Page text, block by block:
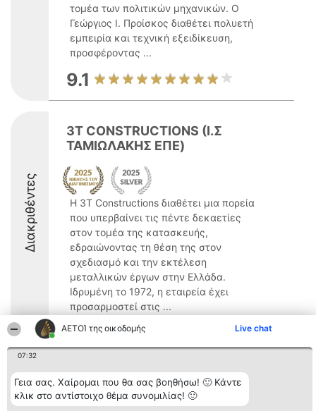
ΑΕΤΟΊ της οικοδομής Live chat
07:32
Γεια σας. Χαίρομαι που θα σας βοηθήσω! 🙂 Κάντε
κλικ στο αντίστοιχο θέμα συνομιλίας! 🙂
τομέα των πολιτικών μηχανικών. Ο
Γεώργιος Ι. Προίσκος διαθέτει πολυετή
εμπειρία και τεχνική εξειδίκευση,
προσφέροντας ...
9.1
Διακριθέντες
3T CONSTRUCTIONS (Ι.Σ
ΤΑΜΙΩΛΑΚΗΣ ΕΠΕ)
Η 3T Constructions διαθέτει μια πορεία
που υπερβαίνει τις πέντε δεκαετίες
στον τομέα της κατασκευής,
εδραιώνοντας τη θέση της στον
σχεδιασμό και την εκτέλεση
μεταλλικών έργων στην Ελλάδα.
Ιδρυμένη το 1972, η εταιρεία έχει
προσαρμοστεί στις ...
8.7
Διοργανωτής της
κατάταξης
BEAUTIFUL COMPANY
Κατάταξη
Διακριθέντες
Λίστα όλων
Επικοινωνία